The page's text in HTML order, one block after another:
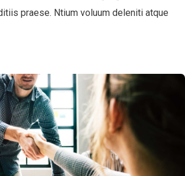
praese. Ntium voluum deleniti atque